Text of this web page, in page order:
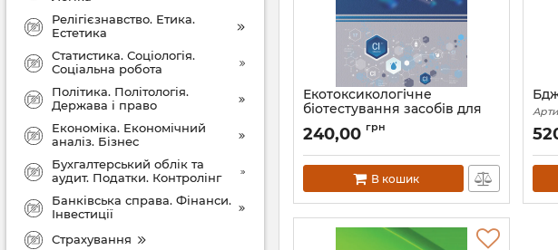
Релігієзнавство. Етика.
Естетика
Статистика. Соціологія.
Соціальна робота
Політика. Політологія.
Держава і право
Економіка. Економічний
аналіз. Бізнес
Бухгалтерський облік та
аудит. Податки. Контролінг
Банківська справа. Фінанси.
Інвестиції
Страхування
Екотоксикологічне
біотестування засобів для
миття та дезінфекції
молочного обладнання :
монографія.
Артикул:
240,00 грн
В кошик